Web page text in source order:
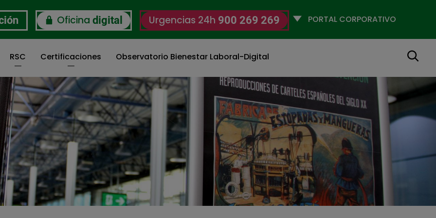
Oficina digital Urgencias 24h 900 269 269
Selecciona
RSC Certificaciones Observatorio Bienestar Laboral-Digital Buscar